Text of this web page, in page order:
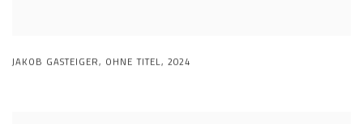
JAKOB GASTEIGER, OHNE TITEL, 2024